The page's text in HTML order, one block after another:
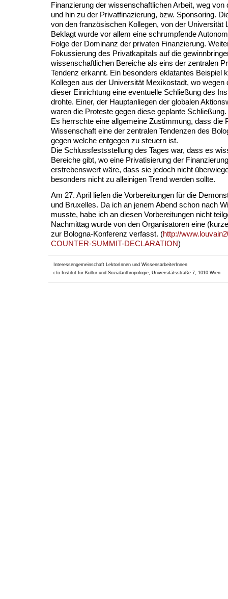
Finanzierung der wissenschaftlichen Arbeit, weg von
und hin zu der Privatfinazierung, bzw. Sponsoring.
von den französischen Kollegen, von der Universität
Beklagt wurde vor allem eine schrumpfende
Folge der Dominanz der privaten Finanzierung.
Fokussierung des Privatkapitals auf die
wissenschaftlichen Bereiche als eins der zentralen
Tendenz erkannt. Ein besonders eklatantes Beispiel
Kollegen aus der Universität Mexikostadt, wo wegen
dieser Einrichtung eine eventuelle Schließung des
drohte. Einer, der Hauptanliegen der globalen
waren die Proteste gegen diese geplante Schließung.
Es herrschte eine allgemeine Zustimmung, dass die
Wissenschaft eine der zentralen Tendenzen des
gegen welche entgegen zu steuern ist.
Die Schlussfestsstellung des Tages war, dass es
Bereiche gibt, wo eine Privatisierung der
erstrebenswert wäre, dass sie jedoch nicht
besonders nicht zu alleinigen Trend werden sollte.
Am 27. April liefen die Vorbereitungen für die
und Bruxelles. Da ich an jenem Abend schon nach
musste, habe ich an diesen Vorbereitungen nicht
Nachmittag wurde von den Organisatoren eine
zur Bologna-Konferenz verfasst. (http://
COUNTER-SUMMIT-DECLARATION)
Interessengemeinschaft LektorInnen und WissensarbeiterInnen
c/o Institut für Kultur und Sozialanthropologie, Universitätsstraße 7, 1010 Wien